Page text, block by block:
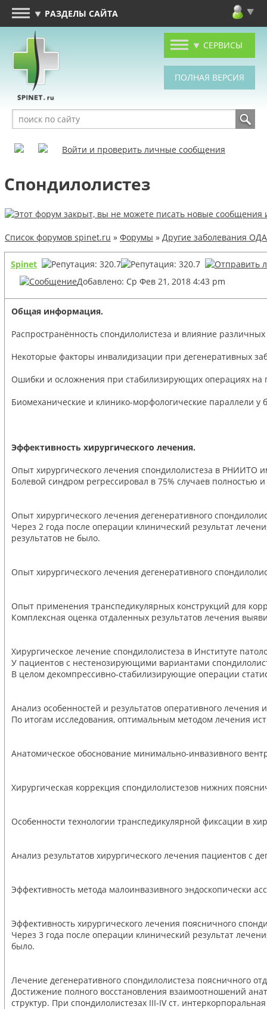
РАЗДЕЛЫ САЙТА
СЕРВИСЫ
Войти и проверить личные сообщения
Спондилолистез
Список форумов spinet.ru » Форумы » Другие заболевания ОДА
Spinet
Добавлено: Ср Фев 21, 2018 4:43 pm
Общая информация.
Распространённость спондилолистеза и влияние
Некоторые факторы инвалидизации при дегенеративных
Ошибки и осложнения при стабилизирующих операциях на
Биомеханические и клинико-морфологические параллели
Эффективность хирургического лечения.
Опыт хирургического лечения спондилолистеза в РНИИТО
Болевой синдром регрессировал в 75% случаев полностью
Опыт хирургического лечения дегенеративного
Через 2 года после операции клинический результат
результатов не было.
Опыт хирургического лечения дегенеративного
Опыт применения транспедикулярных конструкций для
Комплексная оценка отдаленных результатов лечения
Хирургическое лечение спондилолистеза в Институте
У пациентов с нестенозирующими вариантами
В целом декомпрессивно-стабилизирующие операции
Анализ особенностей и результатов оперативного
По итогам исследования, оптимальным методом лечения
Анатомическое обоснование минимально-инвазивного
Хирургическая коррекция спондилолистезов нижних
Особенности технологии транспедикулярной фиксации в
Анализ результатов хирургического лечения пациентов с
Эффективность метода малоинвазивного эндоскопически
Эффективность хирургического лечения поясничного
Через 3 года после операции клинический результат
было.
Лечение дегенеративного спондилолистеза поясничного
Достижение полного восстановления взаимоотношений
структур. При спондилолистезах III-IV ст.